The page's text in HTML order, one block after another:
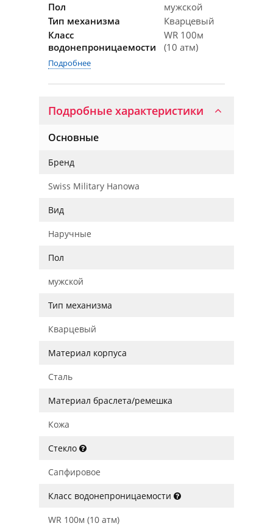
Пол
мужской
Тип механизма
Кварцевый
Класс
водонепроницаемости
WR 100м
(10 атм)
Подробнее
Подробные характеристики
Основные
Бренд
Swiss Military Hanowa
Вид
Наручные
Пол
мужской
Тип механизма
Кварцевый
Материал корпуса
Сталь
Материал браслета/ремешка
Кожа
Стекло
Сапфировое
Класс водонепроницаемости
WR 100м (10 атм)